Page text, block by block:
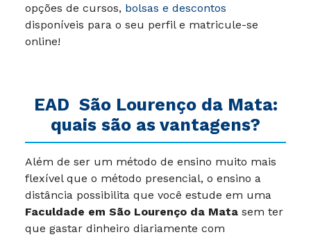
opções de cursos, bolsas e descontos
disponíveis para o seu perfil e matricule-se
online!
EAD São Lourenço da Mata:
quais são as vantagens?
Além de ser um método de ensino muito mais
flexível que o método presencial, o ensino a
distância possibilita que você estude em uma
Faculdade em São Lourenço da Mata sem ter
que gastar dinheiro diariamente com